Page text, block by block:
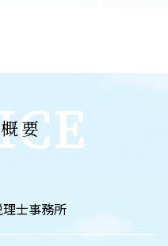
要
士事務所